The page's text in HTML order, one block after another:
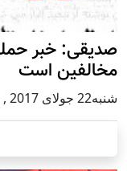
صدیقی: خبر
مخالفین است
شنبه22 جولای 2017 ,